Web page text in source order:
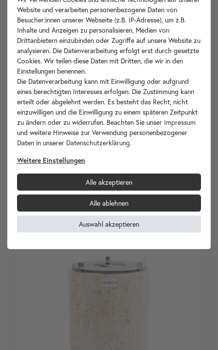
UnikatFMCMb1.146 in den Warenkorb
Website und verarbeiten personenbezogene Daten von
Besucher:innen unserer Webseite (z.B. IP-Adresse), um z.B.
Inhalte und Anzeigen zu personalisieren, Medien von
Drittanbietern einzubinden oder Zugriffe auf unsere Website zu
analysieren. Die Datenverarbeitung erfolgt erst durch gesetzte
Cookies. Wir teilen diese Daten mit Dritten, die wir in den
Einstellungen benennen.
Die Datenverarbeitung kann mit Einwilligung oder aufgrund
eines berechtigten Interesses erfolgen. Die Zustimmung kann
erteilt oder abgelehnt werden. Es besteht das Recht, nicht
einzuwilligen und die Einwilligung zu einem späteren Zeitpunkt
zu ändern oder zu widerrufen. Beachten Sie unser Impressum
und weitere Hinweise zur Verwendung personenbezogener
Daten in unserer Daten­schutz­erklärung.
Weitere Einstellungen
Alle akzeptieren
Alle ablehnen
Auswahl akzeptieren